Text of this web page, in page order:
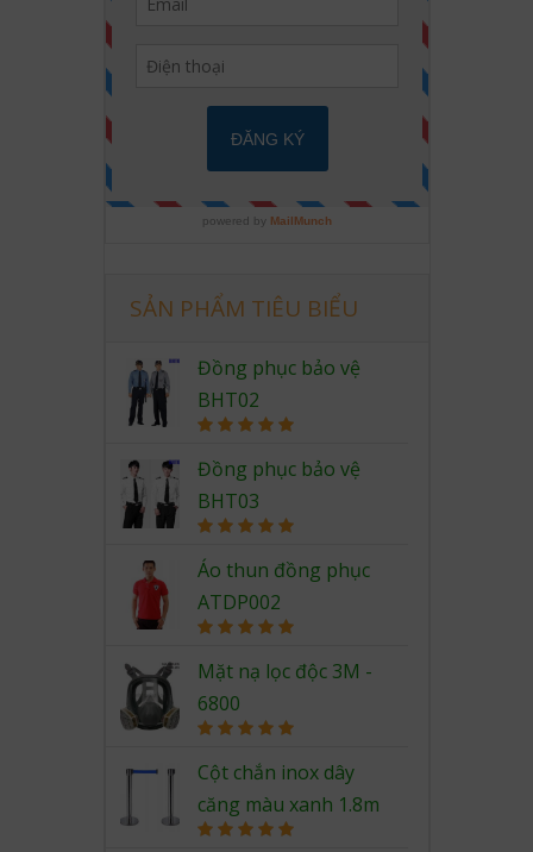
SẢN PHẨM TIÊU BIỂU
Đồng phục bảo vệ
BHT02
out of 5
Đồng phục bảo vệ
BHT03
out of 5
Áo thun đồng phục
ATDP002
out of 5
Mặt nạ lọc độc 3M -
6800
out of 5
Cột chắn inox dây
căng màu xanh 1.8m